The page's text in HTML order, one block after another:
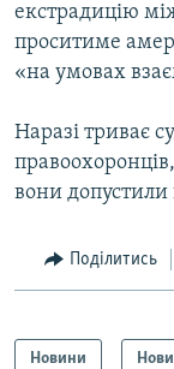
екстрадицію
проситиме
«на умовах
Наразі триває
вони
Поділитись
Новини